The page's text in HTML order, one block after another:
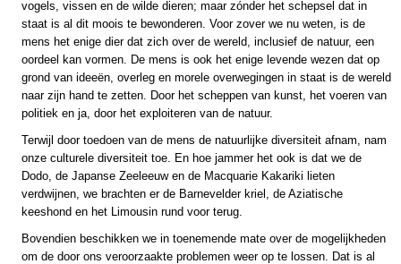
vogels, vissen en de wilde dieren; maar zónder het schepsel dat in
staat is al dit moois te bewonderen. Voor zover we nu weten, is de
mens het enige dier dat zich over de wereld, inclusief de natuur, een
oordeel kan vormen. De mens is ook het enige levende wezen dat op
grond van ideeën, overleg en morele overwegingen in staat is de wereld
naar zijn hand te zetten. Door het scheppen van kunst, het voeren van
politiek en ja, door het exploiteren van de natuur.
Terwijl door toedoen van de mens de natuurlijke diversiteit afnam, nam
onze culturele diversiteit toe. En hoe jammer het ook is dat we de
Dodo, de Japanse Zeeleeuw en de Macquarie Kakariki lieten
verdwijnen, we brachten er de Barnevelder kriel, de Aziatische
keeshond en het Limousin rund voor terug.
Bovendien beschikken we in toenemende mate over de mogelijkheden
om de door ons veroorzaakte problemen weer op te lossen. Dat is al